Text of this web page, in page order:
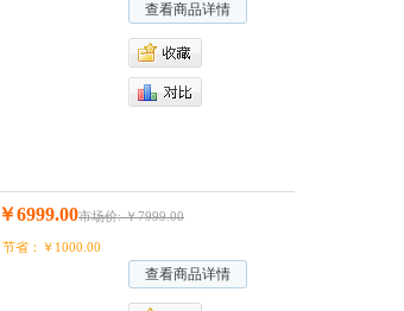
查看商品详情
￥6999.00市场价: ￥7999.00
节省：￥1000.00
查看商品详情